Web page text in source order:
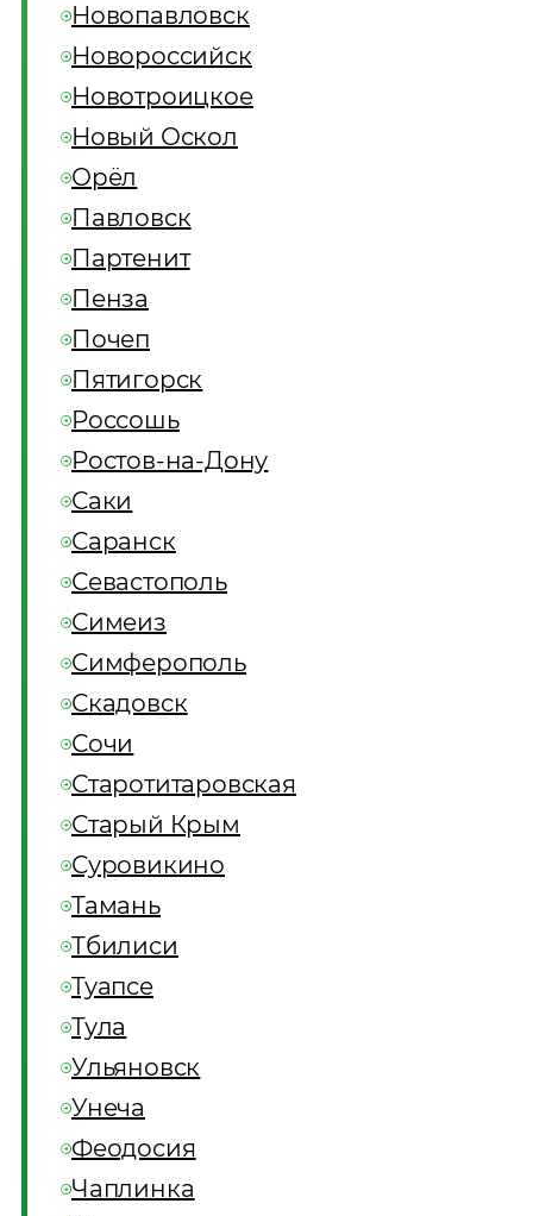
Новопавловск
Новороссийск
Новотроицкое
Новый Оскол
Орёл
Павловск
Партенит
Пенза
Почеп
Пятигорск
Россошь
Ростов-на-Дону
Саки
Саранск
Севастополь
Симеиз
Симферополь
Скадовск
Сочи
Старотитаровская
Старый Крым
Суровикино
Тамань
Тбилиси
Туапсе
Тула
Ульяновск
Унеча
Феодосия
Чаплинка